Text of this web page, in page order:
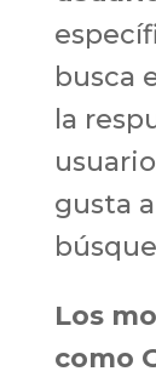
busca
la
gusta
Los
como